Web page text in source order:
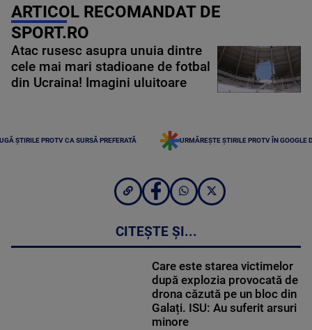
ARTICOL RECOMANDAT DE
SPORT.RO
Atac rusesc asupra unuia dintre
cele mai mari stadioane de fotbal
din Ucraina! Imagini uluitoare
ȘTIRILE PROTV CA SURSĂ PREFERATĂ URMĂREȘTE ȘTIRILE PROTV ÎN GOOGLE
CITEȘTE ȘI...
Care este starea victimelor
după explozia provocată de
drona căzută pe un bloc din
Galați. ISU: Au suferit arsuri
minore